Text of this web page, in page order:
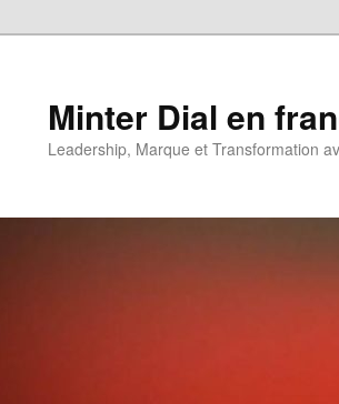
Minter Dial en
Leadership, Marque et Transformation